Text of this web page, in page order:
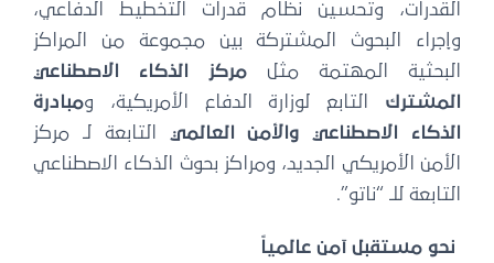
القدرات، وتحسين نظام قدرات التخطيط الدفاعي،
وإجراء البحوث المشتركة بين مجموعة من المراكز
البحثية المهتمة مثل مركز الذكاء الاصطناعي
المشترك التابع لوزارة الدفاع الأمريكية، ومبادرة
الذكاء الاصطناعي والأمن العالمي التابعة لـ مركز
الأمن الأمريكي الجديد، ومراكز بحوث الذكاء الاصطناعي
التابعة للـ “ناتو”.
نحو مستقبل آمن عالمياً